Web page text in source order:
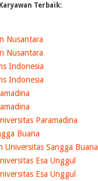
Terbaik:
Nusantara
Nusantara
Indonesia
Indonesia
Paramadina
Buana
Universitas Sangga Buana
Esa Unggul
Esa Unggul